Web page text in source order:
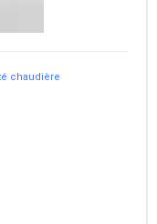
chaudière